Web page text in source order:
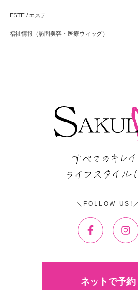
ESTE / エステ
福祉情報（訪問美容・医療ウィッグ）
FOLLOW US!
ネットで予約